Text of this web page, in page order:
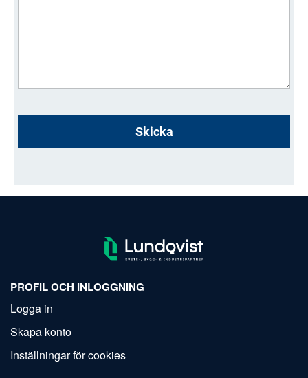
Skicka
PROFIL OCH INLOGGNING
Logga in
Skapa konto
Inställningar för cookies